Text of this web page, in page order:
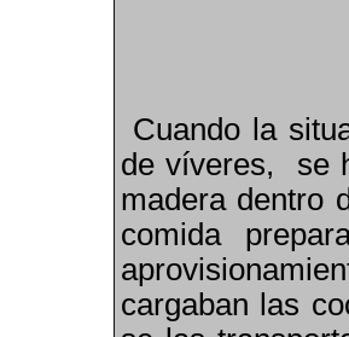
Cuando la
de víveres, se
madera dentro
comida
cargaban las